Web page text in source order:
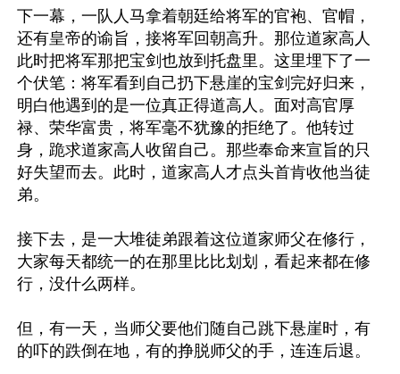
下一幕，一队人马拿着朝廷给将军的官袍、官帽，
还有皇帝的谕旨，接将军回朝高升。那位道家高人
此时把将军那把宝剑也放到托盘里。这里埋下了一
个伏笔：将军看到自己扔下悬崖的宝剑完好归来，
明白他遇到的是一位真正得道高人。面对高官厚
禄、荣华富贵，将军毫不犹豫的拒绝了。他转过
身，跪求道家高人收留自己。那些奉命来宣旨的只
好失望而去。此时，道家高人才点头首肯收他当徒
弟。
接下去，是一大堆徒弟跟着这位道家师父在修行，
大家每天都统一的在那里比比划划，看起来都在修
行，没什么两样。
但，有一天，当师父要他们随自己跳下悬崖时，有
的吓的跌倒在地，有的挣脱师父的手，连连后退。